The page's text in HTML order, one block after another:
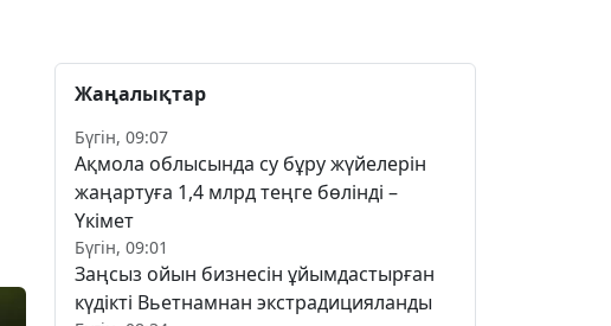
Жаңалықтар
Бүгін, 09:07
Ақмола облысында су бұру жүйелерін
жаңартуға 1,4 млрд теңге бөлінді –
Үкімет
Бүгін, 09:01
Заңсыз ойын бизнесін ұйымдастырған
күдікті Вьетнамнан экстрадицияланды